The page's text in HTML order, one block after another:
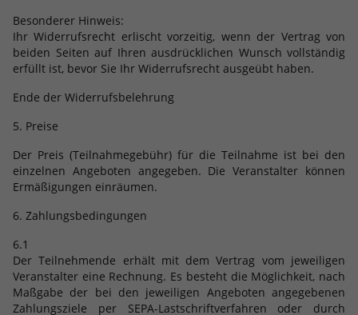
Besonderer Hinweis:
Ihr Widerrufsrecht erlischt vorzeitig, wenn der Vertrag von
beiden Seiten auf Ihren ausdrücklichen Wunsch vollständig
erfüllt ist, bevor Sie Ihr Widerrufsrecht ausgeübt haben.
Ende der Widerrufsbelehrung
5. Preise
Der Preis (Teilnahmegebühr) für die Teilnahme ist bei den
einzelnen Angeboten angegeben. Die Veranstalter können
Ermäßigungen einräumen.
6. Zahlungsbedingungen
6.1
Der Teilnehmende erhält mit dem Vertrag vom jeweiligen
Veranstalter eine Rechnung. Es besteht die Möglichkeit, nach
Maßgabe der bei den jeweiligen Angeboten angegebenen
Zahlungsziele per SEPA-Lastschriftverfahren oder durch